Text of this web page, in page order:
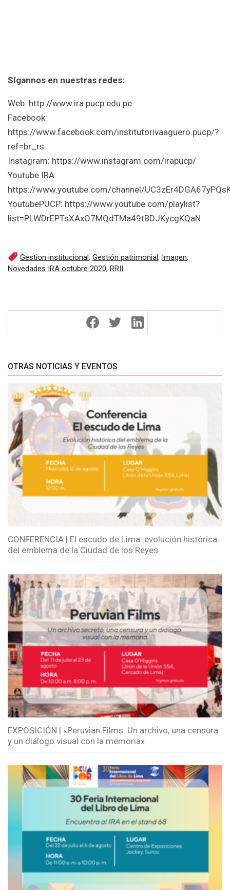
Sígannos en nuestras redes:
Web: http://www.ira.pucp.edu.pe
Facebook:
https://www.facebook.com/institutorivaaguero.pucp/?
ref=br_rs
Instagram: https://www.instagram.com/irapucp/
Youtube IRA:
https://www.youtube.com/channel/
YoutubePUCP: https://www.youtube.com/playlist?
list=PLWDrEPTsXAxO7MQdTMa49tBDJKycgKQaN
Gestion institucional, Gestión patrimonial, Imagen,
Novedades IRA octubre 2020, RRII
OTRAS NOTICIAS Y EVENTOS
CONFERENCIA | El escudo de Lima: evolución histórica
del emblema de la Ciudad de los Reyes
EXPOSICIÓN | «Peruvian Films. Un archivo, una censura
y un diálogo visual con la memoria»